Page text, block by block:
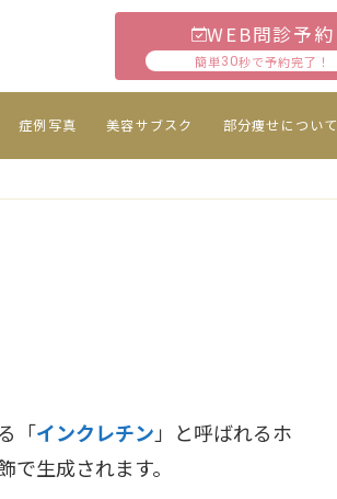
WEB問診予約
簡単30秒で予約完了！
症例写真 美容サブスク 部分痩せについて
「インクレチン」と呼ばれるホ
生成されます。